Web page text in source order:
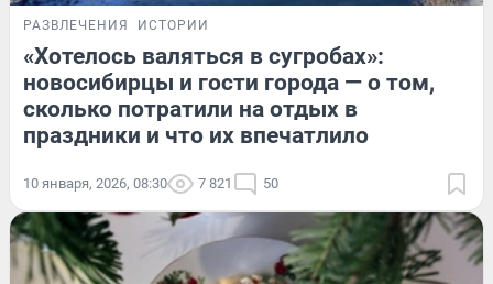
РАЗВЛЕЧЕНИЯ ИСТОРИИ
«Хотелось валяться в сугробах»:
новосибирцы и гости города — о том,
сколько потратили на отдых в
праздники и что их впечатлило
10 января, 2026, 08:30 7 821 50